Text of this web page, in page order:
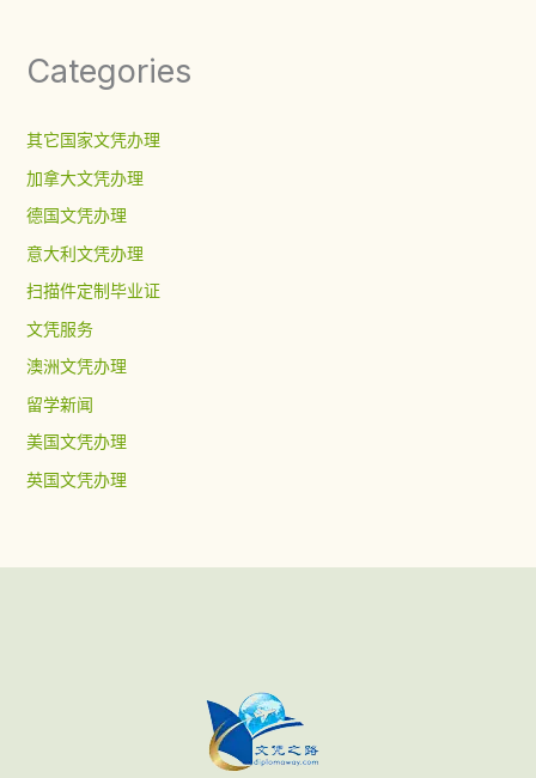
Categories
其它国家文凭办理
加拿大文凭办理
德国文凭办理
意大利文凭办理
扫描件定制毕业证
文凭服务
澳洲文凭办理
留学新闻
美国文凭办理
英国文凭办理